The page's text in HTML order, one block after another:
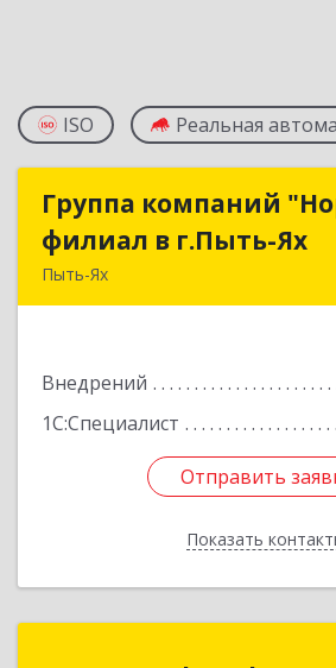
ISO Реальная
Группа компаний
филиал в г.Пыть-Ях
Пыть-Ях
Внедрений
1С:Специалист
Отправить
Показать
Группа
филиал
Отправить
Назад